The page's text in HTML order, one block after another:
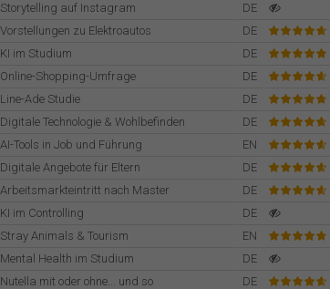
Storytelling auf Instagram
DE
Vorstellungen zu Elektroautos
DE
KI im Studium
DE
Online-Shopping-Umfrage
DE
Line-Ade Studie
DE
Digitale Technologie & Wohlbefinden
DE
AI-Tools in Job und Führung
EN
Digitale Angebote für Eltern
DE
Arbeitsmarkteintritt nach Master
DE
KI im Controlling
DE
Stray Animals & Tourism
EN
Mental Health im Studium
DE
Nutella mit oder ohne... und so
DE